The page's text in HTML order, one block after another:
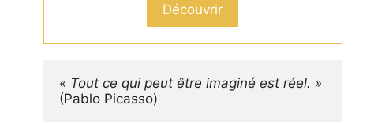
Découvrir
« Tout ce qui peut être imaginé est réel. »
(Pablo Picasso)